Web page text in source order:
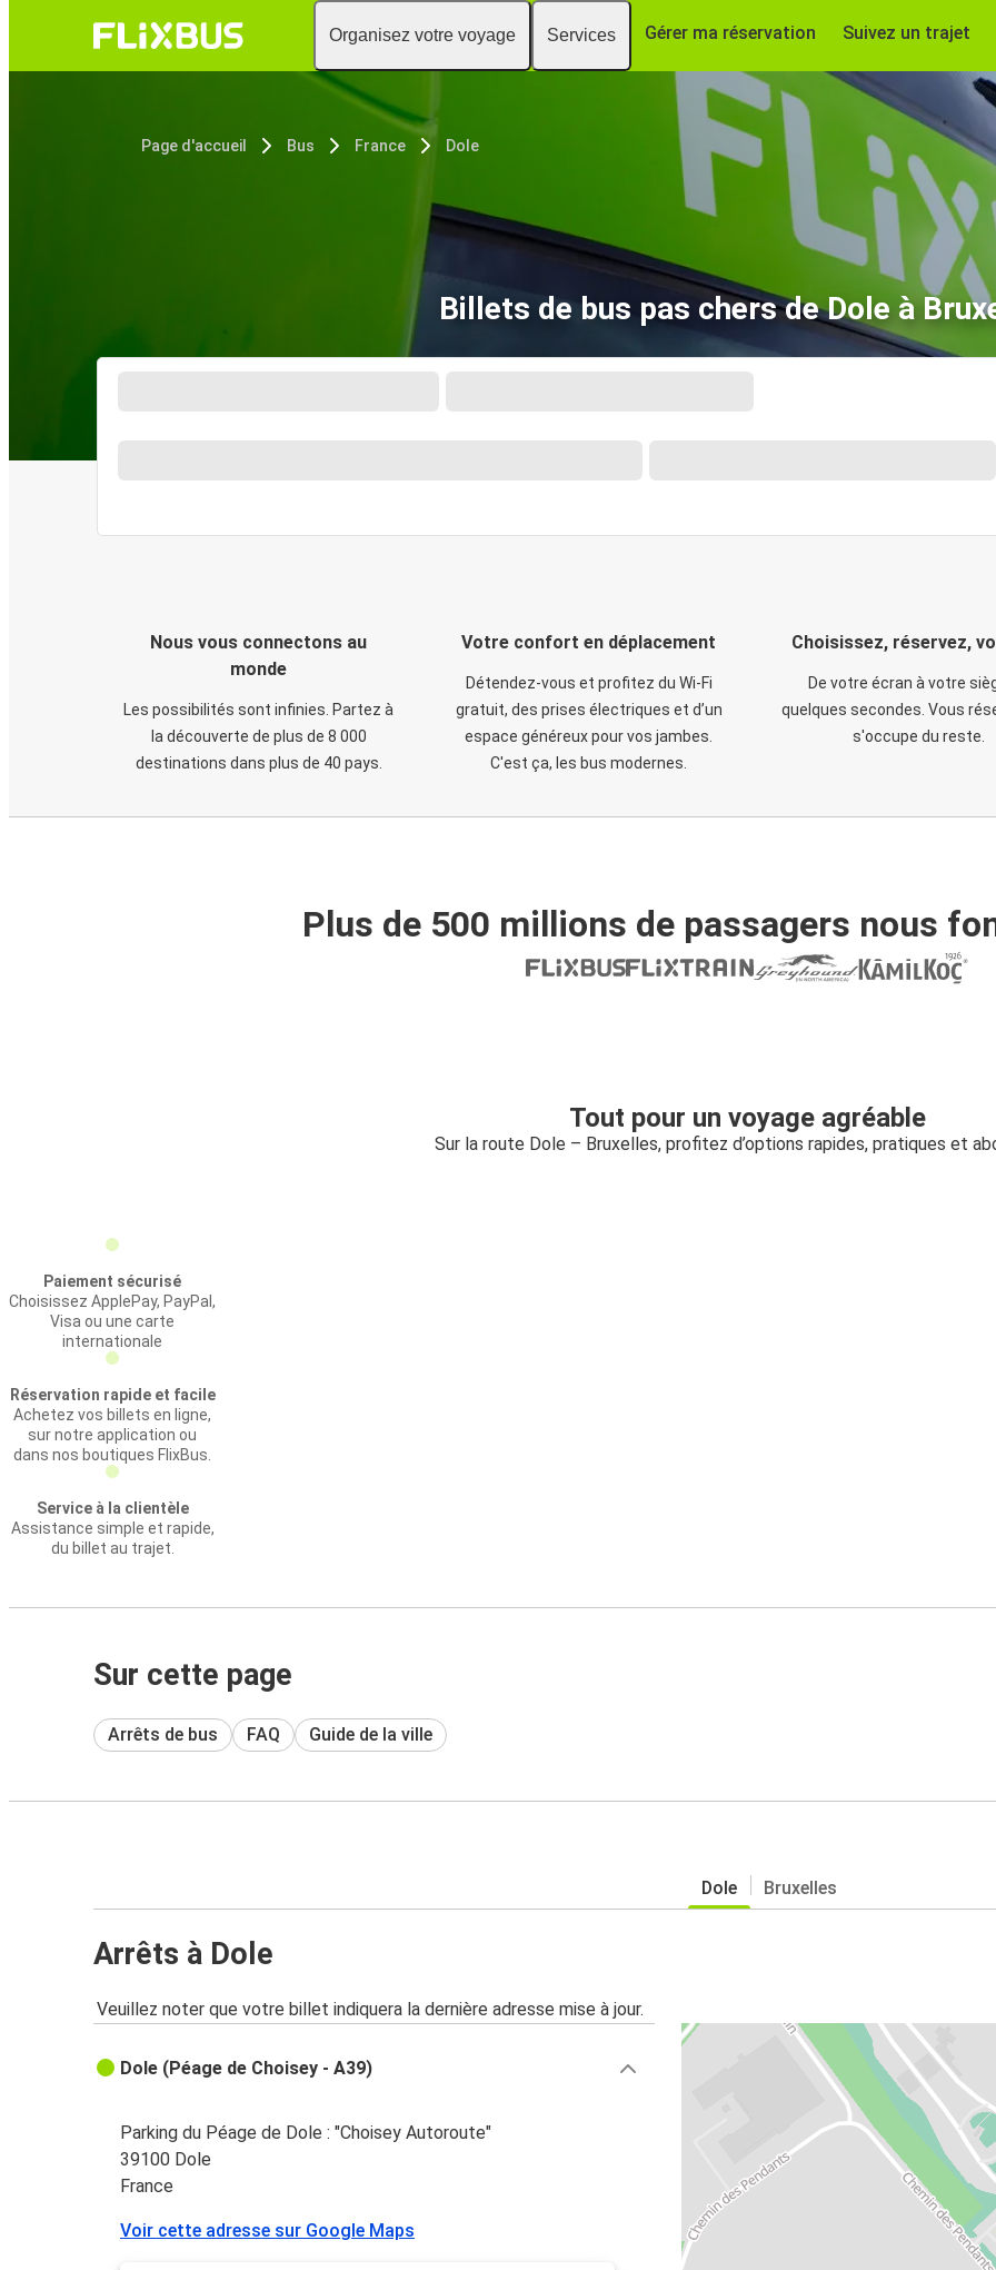
Organisez votre voyage Services Gérer ma réservation Suivez un trajet
Page d'accueil Bus France Dole
Billets de bus pas chers de Dole à
Nous vous connectons au
monde
Les possibilités sont infinies. Partez à
la découverte de plus de 8 000
destinations dans plus de 40 pays.
Votre confort en déplacement
Détendez-vous et profitez du Wi-Fi
gratuit, des prises électriques et d’un
espace généreux pour vos jambes.
C'est ça, les bus modernes.
Choisissez, réservez,
De votre écran à votre
quelques secondes. Vous
s'occupe du reste.
Plus de 500 millions de passagers nous
Tout pour un voyage agréable
Sur la route Dole – Bruxelles, profitez d’options rapides, pratiques et
Paiement sécurisé
Choisissez ApplePay, PayPal,
Visa ou une carte
internationale
Réservation rapide et facile
Achetez vos billets en ligne,
sur notre application ou
dans nos boutiques FlixBus.
Service à la clientèle
Assistance simple et rapide,
du billet au trajet.
Sur cette page
Arrêts de bus FAQ Guide de la ville
Dole Bruxelles
Arrêts à Dole
Veuillez noter que votre billet indiquera la dernière adresse mise à jour.
Dole (Péage de Choisey - A39)
Parking du Péage de Dole : "Choisey Autoroute"
39100 Dole
France
Voir cette adresse sur Google Maps